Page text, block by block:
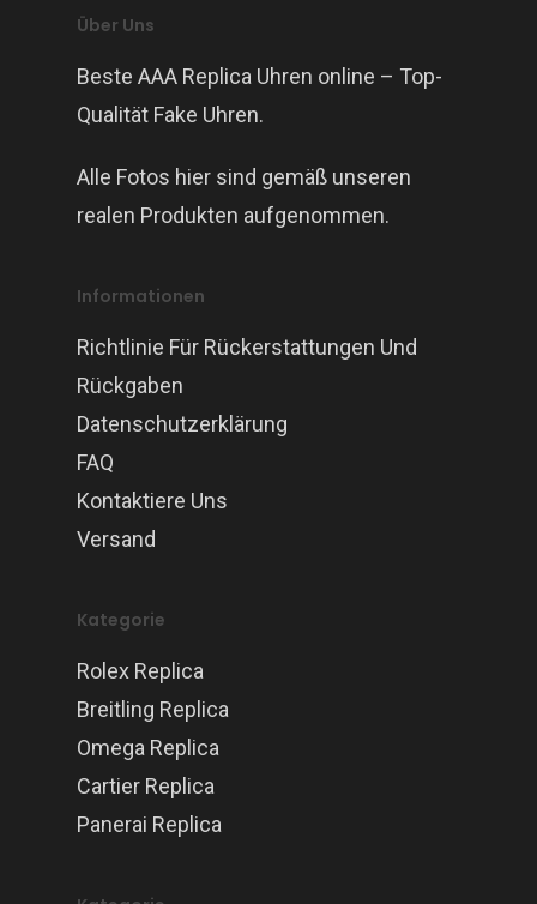
Über Uns
Beste AAA Replica Uhren online – Top-
Qualität Fake Uhren.
Alle Fotos hier sind gemäß unseren
realen Produkten aufgenommen.
Informationen
Richtlinie Für Rückerstattungen Und
Rückgaben
Datenschutzerklärung
FAQ
Kontaktiere Uns
Versand
Kategorie
Rolex Replica
Breitling Replica
Omega Replica
Cartier Replica
Panerai Replica